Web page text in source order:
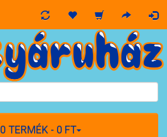
0 TERMÉK - 0 FT